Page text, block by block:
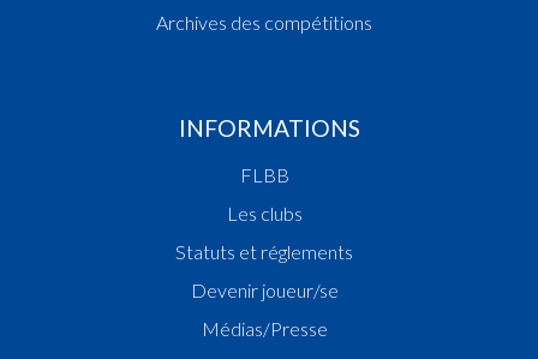
Archives des compétitions
INFORMATIONS
FLBB
Les clubs
Statuts et réglements
Devenir joueur/se
Médias/Presse